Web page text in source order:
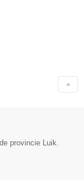
provincie Luik.